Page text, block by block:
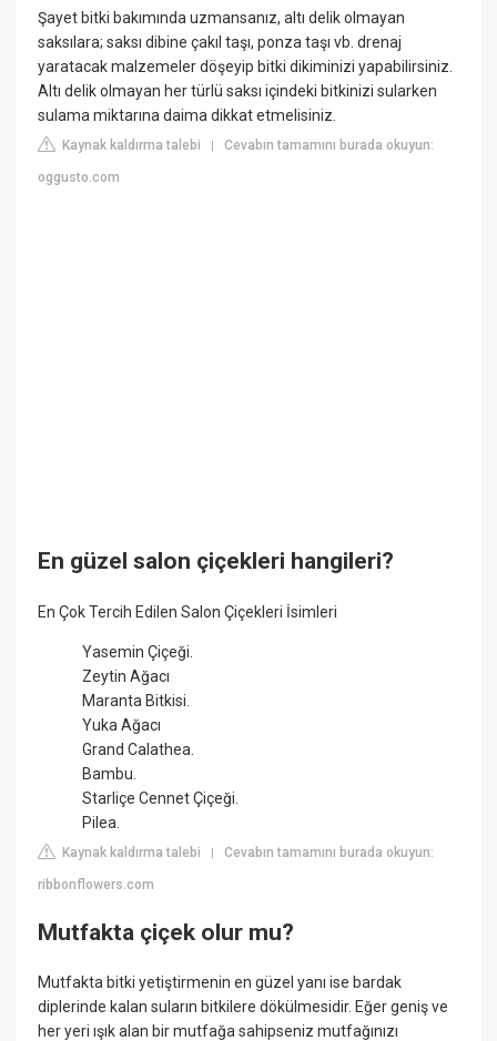
Şayet bitki bakımında uzmansanız, altı delik olmayan
saksılara; saksı dibine çakıl taşı, ponza taşı vb. drenaj
yaratacak malzemeler döşeyip bitki dikiminizi yapabilirsiniz.
Altı delik olmayan her türlü saksı içindeki bitkinizi sularken
sulama miktarına daima dikkat etmelisiniz.
Kaynak kaldırma talebi |Cevabın tamamını burada okuyun:
oggusto.com
En güzel salon çiçekleri hangileri?
En Çok Tercih Edilen Salon Çiçekleri İsimleri
Yasemin Çiçeği.
Zeytin Ağacı
Maranta Bitkisi.
Yuka Ağacı
Grand Calathea.
Bambu.
Starliçe Cennet Çiçeği.
Pilea.
Kaynak kaldırma talebi |Cevabın tamamını burada okuyun:
ribbonflowers.com
Mutfakta çiçek olur mu?
Mutfakta bitki yetiştirmenin en güzel yanı ise bardak
diplerinde kalan suların bitkilere dökülmesidir. Eğer geniş ve
her yeri ışık alan bir mutfağa sahipseniz mutfağınızı